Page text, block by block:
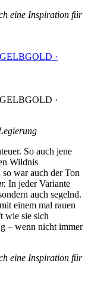
eine Inspiration für
·
·
So auch jene
Wildnis
war auch der Ton
In jeder Variante
auch segelnd.
einem mal rauen
wie sie sich
– wenn nicht immer
eine Inspiration für